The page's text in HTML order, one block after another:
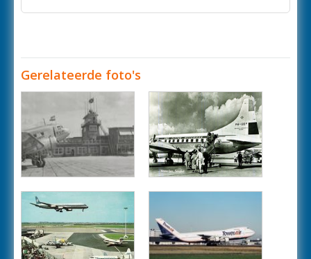
Gerelateerde foto's